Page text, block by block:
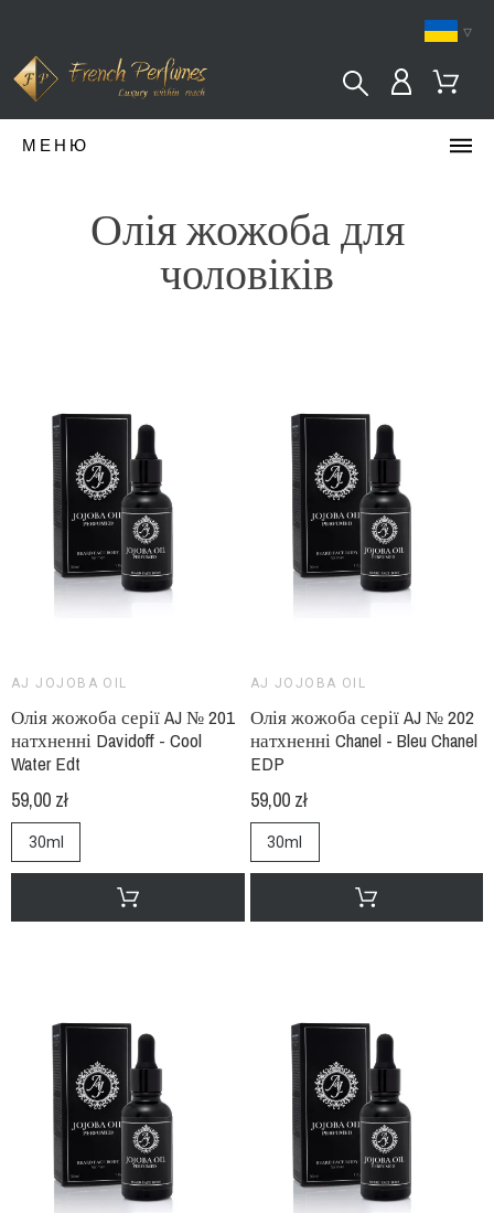
МЕНЮ
Олія жожоба для
чоловіків
AJ JOJOBA OIL
Олія жожоба серії AJ № 201
натхненні Davidoff - Cool
Water Edt
59,00 zł
30ml
AJ JOJOBA OIL
Олія жожоба серії AJ № 202
натхненні Chanel - Bleu Chanel
EDP
59,00 zł
30ml
▿